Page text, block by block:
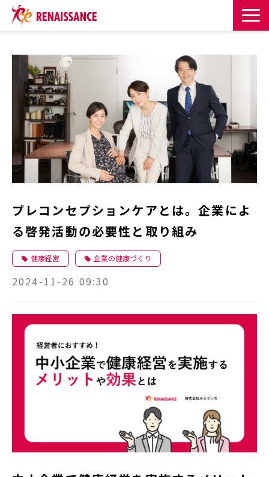
課題・目的からサービスを探す
導入事例
お知らせ
お役立ち記事一覧
お役立ち資料
イベント・セミナー
プレコンセプションケアとは。企業によ
る啓発活動の必要性と取り組み
健康経営 企業の健康づくり
2024-11-26 09:30